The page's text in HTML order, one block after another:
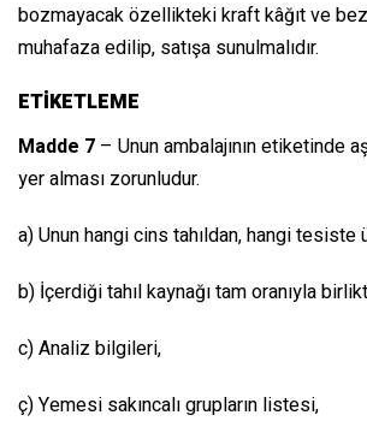
bozmayacak özellikteki kraft kâğıt ve
muhafaza edilip, satışa sunulmalıdır.
ETİKETLEME
Madde 7 – Unun ambalajının etiketinde
yer alması zorunludur.
a) Unun hangi cins tahıldan, hangi tesiste
b) İçerdiği tahıl kaynağı tam oranıyla
c) Analiz bilgileri,
ç) Yemesi sakıncalı grupların listesi,